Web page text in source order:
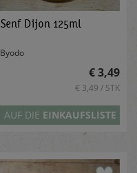
Senf Dijon 125ml
Byodo
€ 3,49
€ 3,49 / STK
AUF DIE EINKAUFSLISTE